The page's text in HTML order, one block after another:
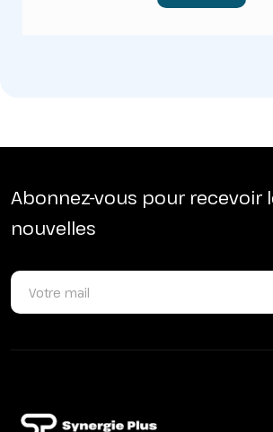
Abonnez-vous pour recevoir
nouvelles